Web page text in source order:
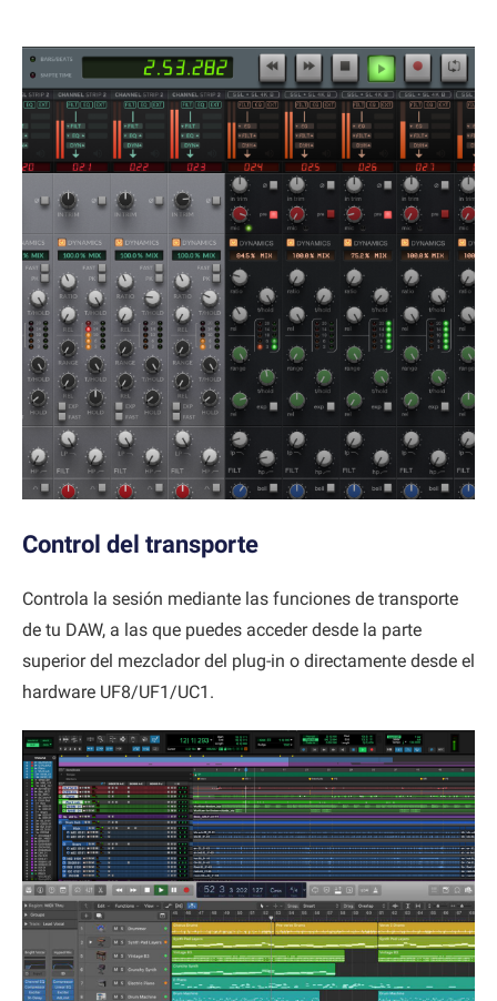
Control del transporte
Controla la sesión mediante las funciones de transporte
de tu DAW, a las que puedes acceder desde la parte
superior del mezclador del plug-in o directamente desde el
hardware UF8/UF1/UC1.